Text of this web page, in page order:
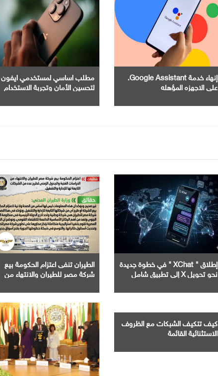
إنهاء خدمة Google Assistant.
علي الاجهزه المؤهله
مطلب اساسي لمستخدمي ايفون
لتحسين الأمان وتجربة الاستخدام
إطلاق " XChat " في خطوة جديدة
نحو تحويل X إلى تطبيق شامل
الطيران تنفى اعتزام الحكومة بيع
شركة مصر للطيران والانتهاء من
لطرح عدد من الشركات التابعة لها
كيف تتكيف الشبكات مع الظروف
الاستثنائية القائمة